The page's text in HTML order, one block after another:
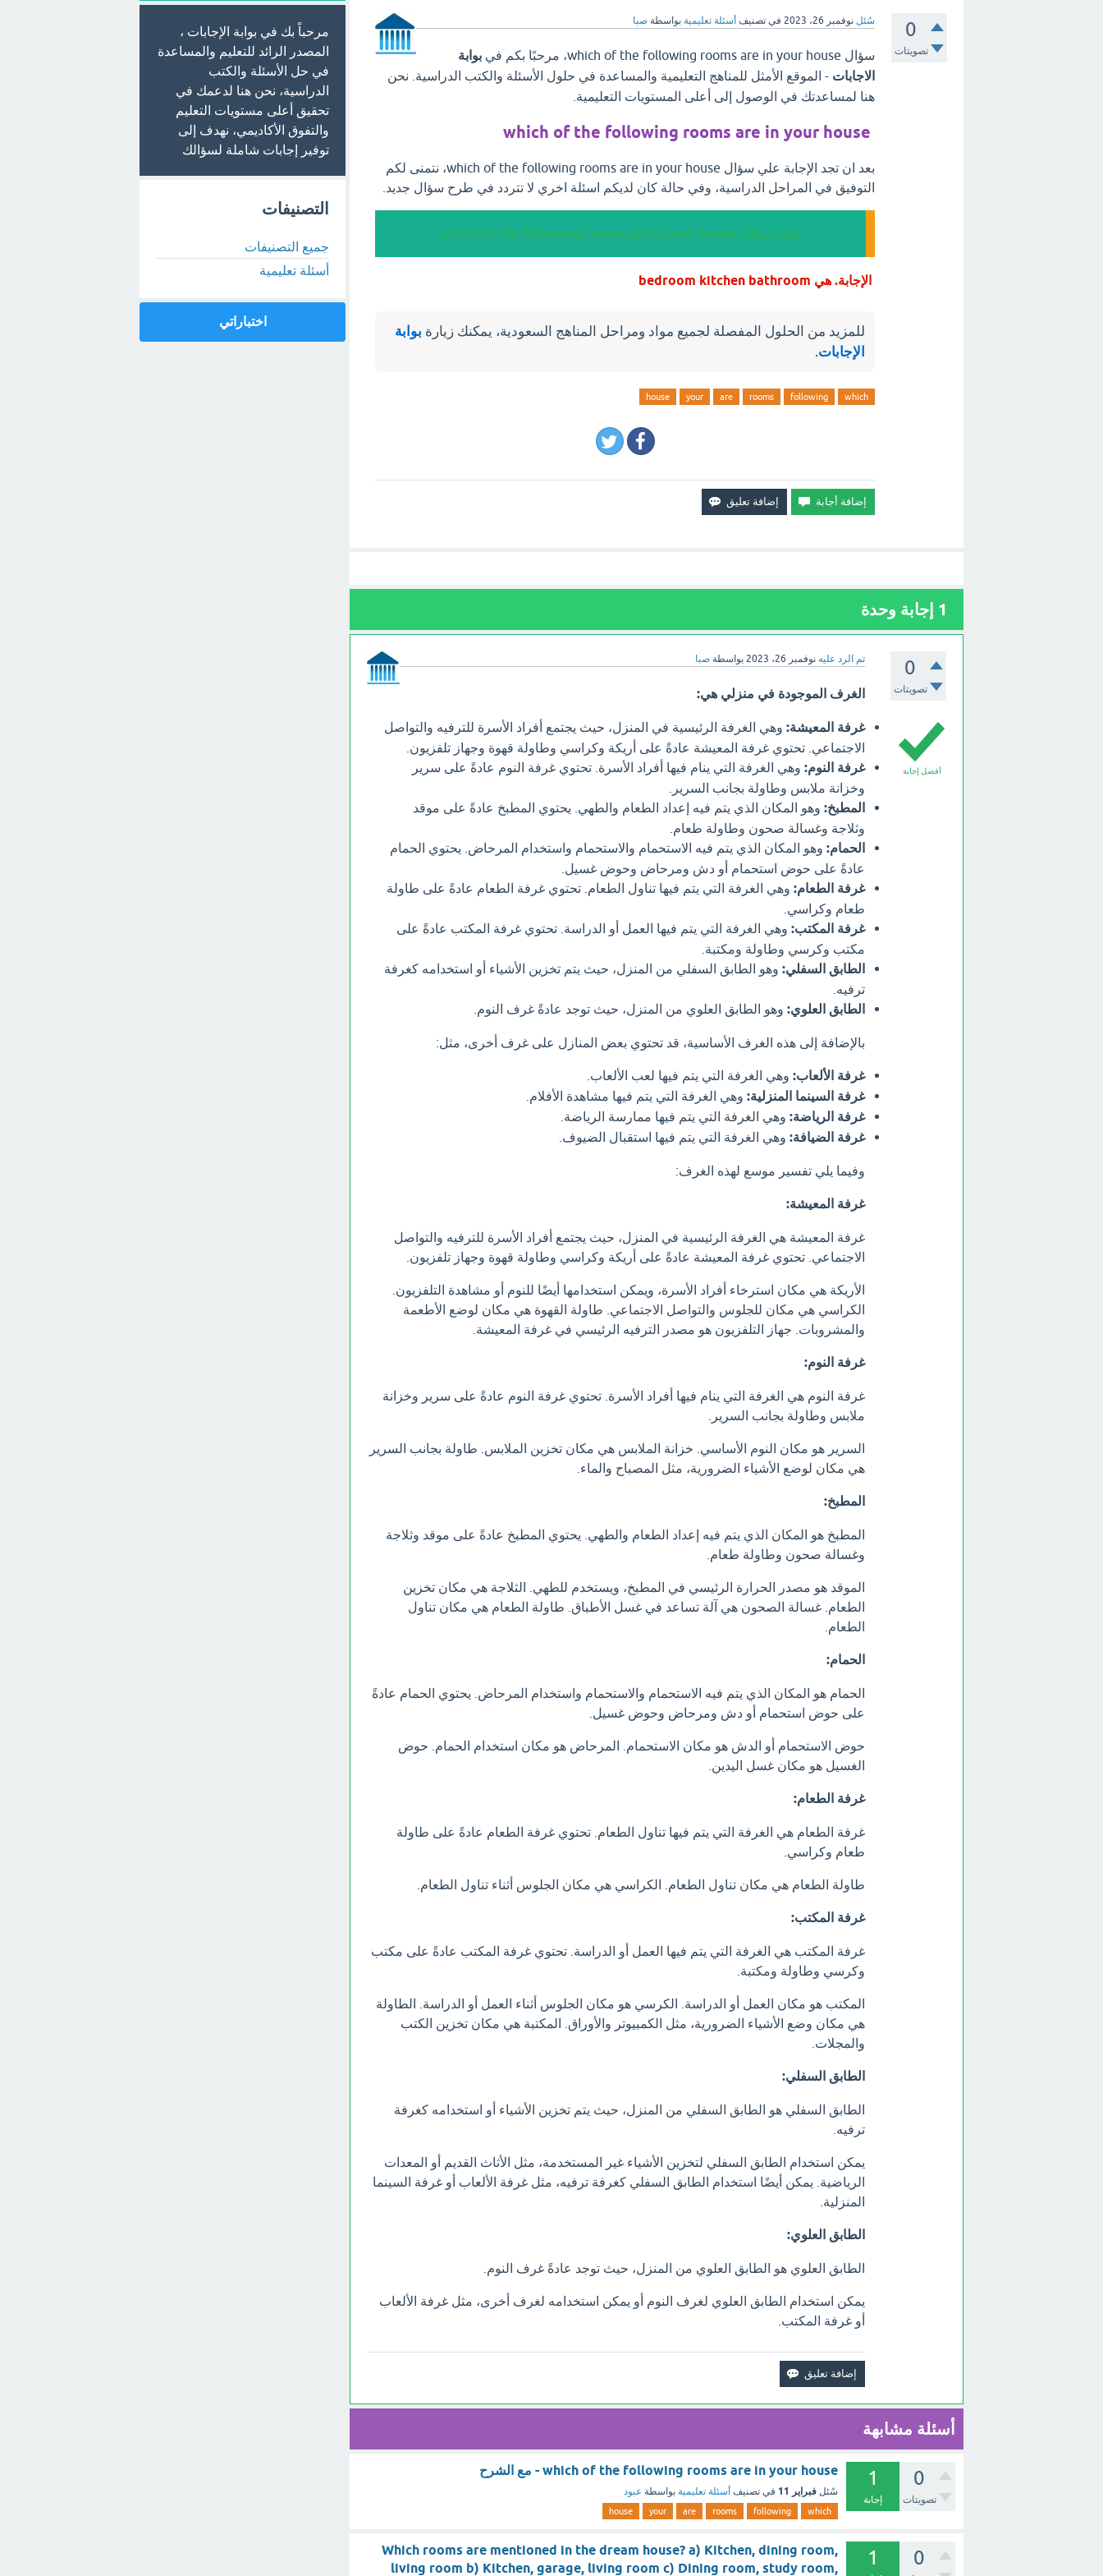
0
تصويتات
سُئل نوفمبر 26، 2023 في تصنيف أسئلة تعليمية بواسطة صبا
سؤال which of the following rooms are in your house، مرحبًا بكم في
بوابة
الاجابات - الموقع الأمثل للمناهج التعليمية والمساعدة في حلول الأسئلة والكتب الدراسية. نحن
هنا لمساعدتك في الوصول إلى أعلى المستويات التعليمية.
which of the following rooms are in your house
بعد ان تجد الإجابة علي سؤال which of the following rooms are in your house، نتمنى لكم
التوفيق في المراحل الدراسية، وفي حالة كان لديكم اسئلة اخري لا تتردد في طرح سؤال جديد.
إجابة سؤال which of the following rooms are in your house
الإجابة. هي bedroom kitchen bathroom
للمزيد من الحلول المفصلة لجميع مواد ومراحل المناهج السعودية، يمكنك زيارة بوابة
الإجابات.
which
following
rooms
are
your
house
1 إجابة وحدة
0
تصويتات
تم الرد عليه نوفمبر 26، 2023 بواسطة صبا
أفضل إجابة
الغرف الموجودة في منزلي هي:
غرفة المعيشة:وهي الغرفة الرئيسية في المنزل، حيث يجتمع أفراد الأسرة للترفيه والتواصل
الاجتماعي. تحتوي غرفة المعيشة عادةً على أريكة وكراسي وطاولة قهوة وجهاز تلفزيون.
غرفة النوم:وهي الغرفة التي ينام فيها أفراد الأسرة. تحتوي غرفة النوم عادةً على سرير
وخزانة ملابس وطاولة بجانب السرير.
المطبخ:وهو المكان الذي يتم فيه إعداد الطعام والطهي. يحتوي المطبخ عادةً على موقد
وثلاجة وغسالة صحون وطاولة طعام.
الحمام:وهو المكان الذي يتم فيه الاستحمام والاستحمام واستخدام المرحاض. يحتوي الحمام
عادةً على حوض استحمام أو دش ومرحاض وحوض غسيل.
غرفة الطعام:وهي الغرفة التي يتم فيها تناول الطعام. تحتوي غرفة الطعام عادةً على طاولة
طعام وكراسي.
غرفة المكتب:وهي الغرفة التي يتم فيها العمل أو الدراسة. تحتوي غرفة المكتب عادةً على
مكتب وكرسي وطاولة ومكتبة.
الطابق السفلي:وهو الطابق السفلي من المنزل، حيث يتم تخزين الأشياء أو استخدامه كغرفة
ترفيه.
الطابق العلوي:وهو الطابق العلوي من المنزل، حيث توجد عادةً غرف النوم.
بالإضافة إلى هذه الغرف الأساسية، قد تحتوي بعض المنازل على غرف أخرى، مثل:
غرفة الألعاب:وهي الغرفة التي يتم فيها لعب الألعاب.
غرفة السينما المنزلية:وهي الغرفة التي يتم فيها مشاهدة الأفلام.
غرفة الرياضة:وهي الغرفة التي يتم فيها ممارسة الرياضة.
غرفة الضيافة:وهي الغرفة التي يتم فيها استقبال الضيوف.
وفيما يلي تفسير موسع لهذه الغرف:
غرفة المعيشة:
غرفة المعيشة هي الغرفة الرئيسية في المنزل، حيث يجتمع أفراد الأسرة للترفيه والتواصل
الاجتماعي. تحتوي غرفة المعيشة عادةً على أريكة وكراسي وطاولة قهوة وجهاز تلفزيون.
الأريكة هي مكان استرخاء أفراد الأسرة، ويمكن استخدامها أيضًا للنوم أو مشاهدة التلفزيون.
الكراسي هي مكان للجلوس والتواصل الاجتماعي. طاولة القهوة هي مكان لوضع الأطعمة
والمشروبات. جهاز التلفزيون هو مصدر الترفيه الرئيسي في غرفة المعيشة.
غرفة النوم:
غرفة النوم هي الغرفة التي ينام فيها أفراد الأسرة. تحتوي غرفة النوم عادةً على سرير وخزانة
ملابس وطاولة بجانب السرير.
السرير هو مكان النوم الأساسي. خزانة الملابس هي مكان تخزين الملابس. طاولة بجانب السرير
هي مكان لوضع الأشياء الضرورية، مثل المصباح والماء.
المطبخ:
المطبخ هو المكان الذي يتم فيه إعداد الطعام والطهي. يحتوي المطبخ عادةً على موقد وثلاجة
وغسالة صحون وطاولة طعام.
الموقد هو مصدر الحرارة الرئيسي في المطبخ، ويستخدم للطهي. الثلاجة هي مكان تخزين
الطعام. غسالة الصحون هي آلة تساعد في غسل الأطباق. طاولة الطعام هي مكان تناول
الطعام.
الحمام:
الحمام هو المكان الذي يتم فيه الاستحمام والاستحمام واستخدام المرحاض. يحتوي الحمام عادةً
على حوض استحمام أو دش ومرحاض وحوض غسيل.
حوض الاستحمام أو الدش هو مكان الاستحمام. المرحاض هو مكان استخدام الحمام. حوض
الغسيل هو مكان غسل اليدين.
غرفة الطعام:
غرفة الطعام هي الغرفة التي يتم فيها تناول الطعام. تحتوي غرفة الطعام عادةً على طاولة
طعام وكراسي.
طاولة الطعام هي مكان تناول الطعام. الكراسي هي مكان الجلوس أثناء تناول الطعام.
غرفة المكتب:
غرفة المكتب هي الغرفة التي يتم فيها العمل أو الدراسة. تحتوي غرفة المكتب عادةً على مكتب
وكرسي وطاولة ومكتبة.
المكتب هو مكان العمل أو الدراسة. الكرسي هو مكان الجلوس أثناء العمل أو الدراسة. الطاولة
هي مكان وضع الأشياء الضرورية، مثل الكمبيوتر والأوراق. المكتبة هي مكان تخزين الكتب
والمجلات.
الطابق السفلي:
الطابق السفلي هو الطابق السفلي من المنزل، حيث يتم تخزين الأشياء أو استخدامه كغرفة
ترفيه.
يمكن استخدام الطابق السفلي لتخزين الأشياء غير المستخدمة، مثل الأثاث القديم أو المعدات
الرياضية. يمكن أيضًا استخدام الطابق السفلي كغرفة ترفيه، مثل غرفة الألعاب أو غرفة السينما
المنزلية.
الطابق العلوي:
الطابق العلوي هو الطابق العلوي من المنزل، حيث توجد عادةً غرف النوم.
يمكن استخدام الطابق العلوي لغرف النوم أو يمكن استخدامه لغرف أخرى، مثل غرفة الألعاب
أو غرفة المكتب.
أسئلة مشابهة
0
تصويتات
1
إجابة
which of the following rooms are in your house - مع الشرح
سُئل فبراير 11 في تصنيف أسئلة تعليمية بواسطة عبود
which
following
rooms
are
your
house
0
1
Which rooms are mentioned in the dream house? a) Kitchen, dining room,
living room b) Kitchen, garage, living room c) Dining room, study room,
مرحباً بك في بوابة الإجابات ،
المصدر الرائد للتعليم والمساعدة
في حل الأسئلة والكتب
الدراسية، نحن هنا لدعمك في
تحقيق أعلى مستويات التعليم
والتفوق الأكاديمي، نهدف إلى
توفير إجابات شاملة لسؤالك
التصنيفات
جميع التصنيفات
أسئلة تعليمية
اختباراتي